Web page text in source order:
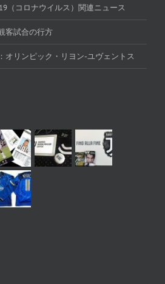
（コロナウイルス）関連ニュース
客試合の行方
オリンピック・リヨン-ユヴェントス